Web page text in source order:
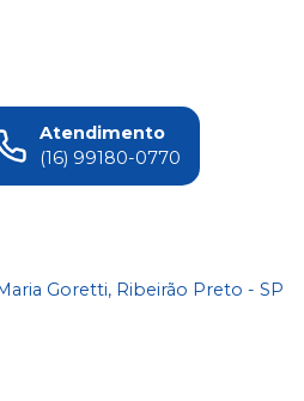
Atendimento
(16) 99180-0770
Goretti, Ribeirão Preto - SP